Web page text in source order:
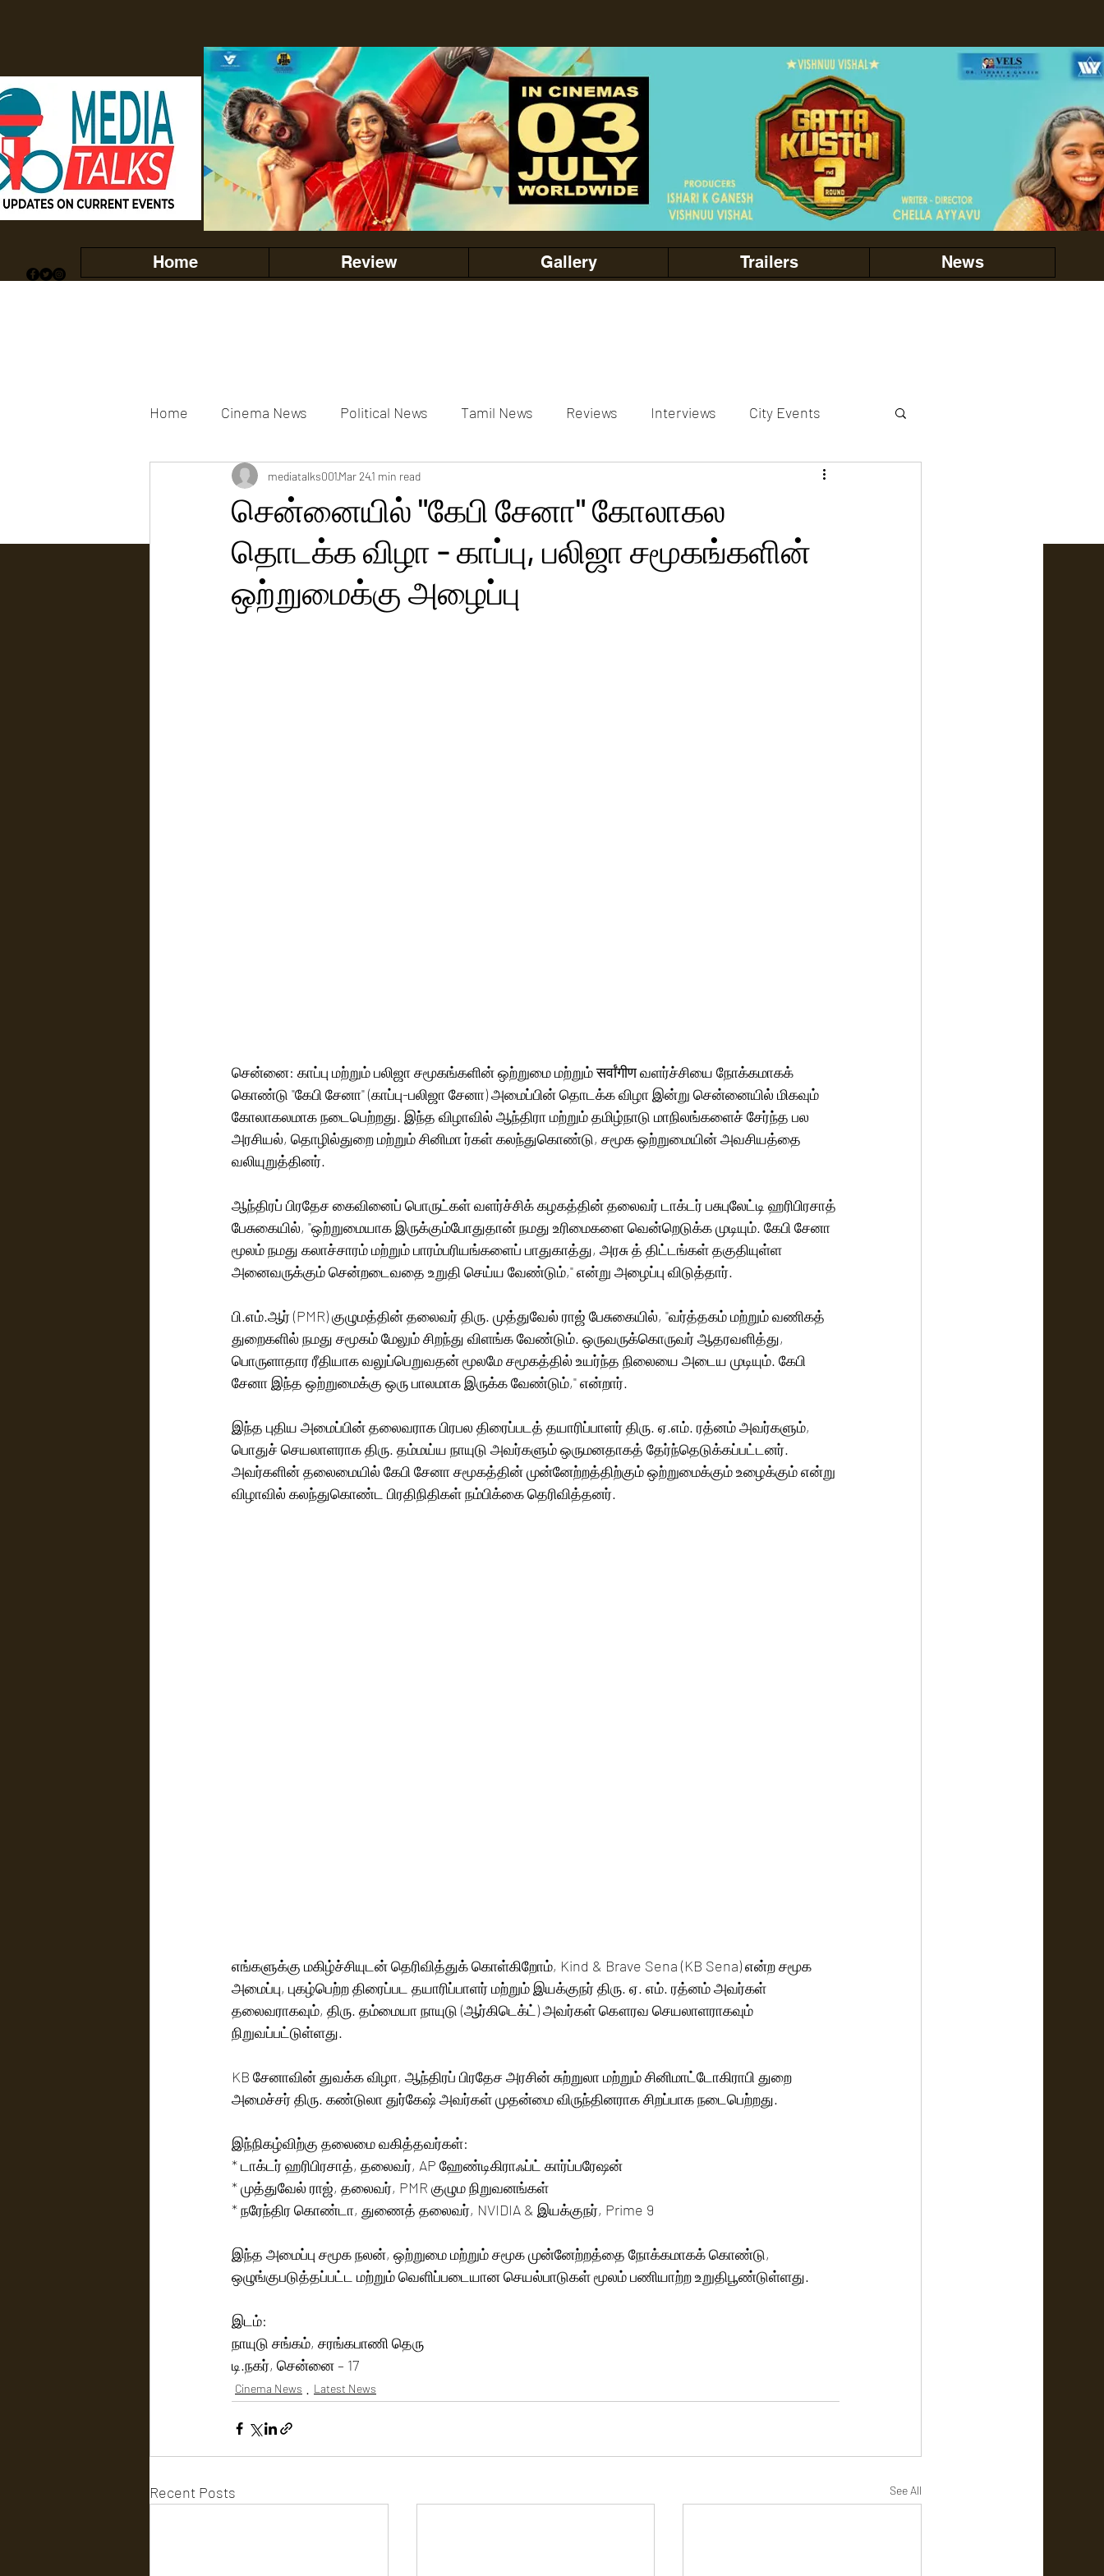
Home Review Gallery Trailers News
Home Cinema News Political News Tamil News Reviews Interviews City Events
Movies Gallery Actress Gallery actors gallery
Tv news
சென்னையில் "கேபி சேனா" கோலாகல
தொடக்க விழா - காப்பு, பலிஜா சமூகங்களின்
ஒற்றுமைக்கு அழைப்பு
mediatalks001Mar 241 min read
சென்னை: காப்பு மற்றும் பலிஜா சமூகங்களின் ஒற்றுமை மற்றும் सर्वांगीण வளர்ச்சியை நோக்கமாகக்
கொண்டு "கேபி சேனா" (காப்பு-பலிஜா சேனா) அமைப்பின் தொடக்க விழா இன்று சென்னையில் மிகவும்
கோலாகலமாக நடைபெற்றது. இந்த விழாவில் ஆந்திரா மற்றும் தமிழ்நாடு மாநிலங்களைச் சேர்ந்த பல
அரசியல், தொழில்துறை மற்றும் சினிமா ர்கள் கலந்துகொண்டு, சமூக ஒற்றுமையின் அவசியத்தை
வலியுறுத்தினர்.
ஆந்திரப் பிரதேச கைவினைப் பொருட்கள் வளர்ச்சிக் கழகத்தின் தலைவர் டாக்டர் பசுபுலேட்டி ஹரிபிரசாத்
பேசுகையில், "ஒற்றுமையாக இருக்கும்போதுதான் நமது உரிமைகளை வென்றெடுக்க முடியும். கேபி சேனா
மூலம் நமது கலாச்சாரம் மற்றும் பாரம்பரியங்களைப் பாதுகாத்து, அரசு த் திட்டங்கள் தகுதியுள்ள
அனைவருக்கும் சென்றடைவதை உறுதி செய்ய வேண்டும்," என்று அழைப்பு விடுத்தார்.
பி.எம்.ஆர் (PMR) குழுமத்தின் தலைவர் திரு. முத்துவேல் ராஜ் பேசுகையில், "வர்த்தகம் மற்றும் வணிகத்
துறைகளில் நமது சமூகம் மேலும் சிறந்து விளங்க வேண்டும். ஒருவருக்கொருவர் ஆதரவளித்து,
பொருளாதார ரீதியாக வலுப்பெறுவதன் மூலமே சமூகத்தில் உயர்ந்த நிலையை அடைய முடியும். கேபி
சேனா இந்த ஒற்றுமைக்கு ஒரு பாலமாக இருக்க வேண்டும்," என்றார்.
இந்த புதிய அமைப்பின் தலைவராக பிரபல திரைப்படத் தயாரிப்பாளர் திரு. ஏ.எம். ரத்னம் அவர்களும்,
பொதுச் செயலாளராக திரு. தம்மய்ய நாயுடு அவர்களும் ஒருமனதாகத் தேர்ந்தெடுக்கப்பட்டனர்.
அவர்களின் தலைமையில் கேபி சேனா சமூகத்தின் முன்னேற்றத்திற்கும் ஒற்றுமைக்கும் உழைக்கும் என்று
விழாவில் கலந்துகொண்ட பிரதிநிதிகள் நம்பிக்கை தெரிவித்தனர்.
எங்களுக்கு மகிழ்ச்சியுடன் தெரிவித்துக் கொள்கிறோம், Kind & Brave Sena (KB Sena) என்ற சமூக
அமைப்பு, புகழ்பெற்ற திரைப்பட தயாரிப்பாளர் மற்றும் இயக்குநர் திரு. ஏ. எம். ரத்னம் அவர்கள்
தலைவராகவும், திரு. தம்மையா நாயுடு (ஆர்கிடெக்ட்) அவர்கள் கௌரவ செயலாளராகவும்
நிறுவப்பட்டுள்ளது.
KB சேனாவின் துவக்க விழா, ஆந்திரப் பிரதேச அரசின் சுற்றுலா மற்றும் சினிமாட்டோகிராபி துறை
அமைச்சர் திரு. கண்டுலா துர்கேஷ் அவர்கள் முதன்மை விருந்தினராக சிறப்பாக நடைபெற்றது.
இந்நிகழ்விற்கு தலைமை வகித்தவர்கள்:
* டாக்டர் ஹரிபிரசாத், தலைவர், AP ஹேண்டிகிராஃப்ட் கார்ப்பரேஷன்
* முத்துவேல் ராஜ், தலைவர், PMR குழும நிறுவனங்கள்
* நரேந்திர கொண்டா, துணைத் தலைவர், NVIDIA & இயக்குநர், Prime 9
இந்த அமைப்பு சமூக நலன், ஒற்றுமை மற்றும் சமூக முன்னேற்றத்தை நோக்கமாகக் கொண்டு,
ஒழுங்குபடுத்தப்பட்ட மற்றும் வெளிப்படையான செயல்பாடுகள் மூலம் பணியாற்ற உறுதிபூண்டுள்ளது.
இடம்:
நாயுடு சங்கம், சரங்கபாணி தெரு
டி.நகர், சென்னை – 17
Cinema News Latest News
Recent Posts See All